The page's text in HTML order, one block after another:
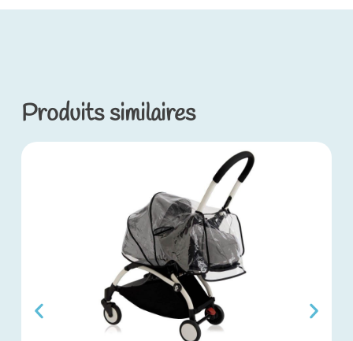
Produits similaires